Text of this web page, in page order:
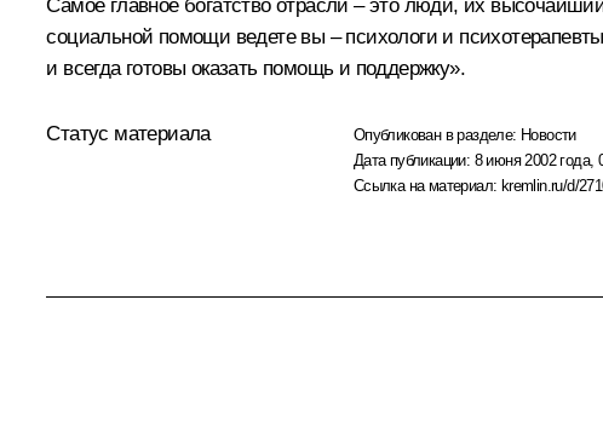
Самое главное богатство отрасли – это люди, их
социальной помощи ведете вы – психологи и
и всегда готовы оказать помощь и поддержку».
Статус материала Опубликован в разделе: Новости
Дата публикации: 8 июня 2002 года,
Ссылка на материал: kremlin.ru/d/